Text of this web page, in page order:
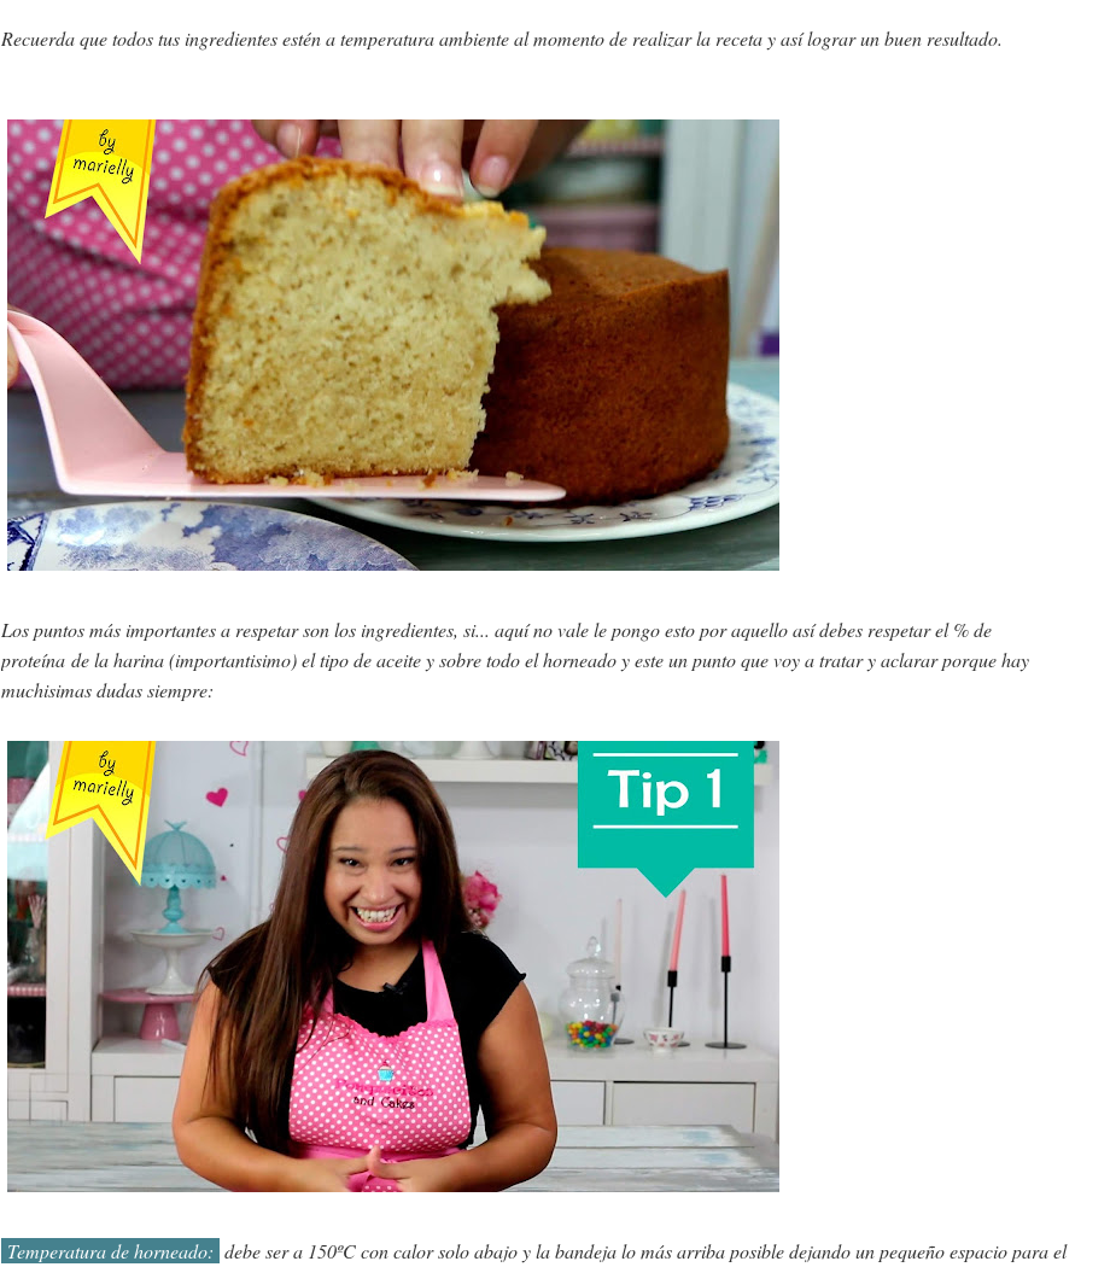
Recuerda que todos tus ingredientes estén a temperatura ambiente al momento de realizar la receta y así lograr un buen resultado.
Los puntos más importantes a respetar son los ingredientes, si... aquí no vale le pongo esto por aquello así debes respetar el % de
proteína de la harina (importantisimo) el tipo de aceite y sobre todo el horneado y este un punto que voy a tratar y aclarar porque hay
muchisimas dudas siempre:
Temperatura de horneado: debe ser a 150ºC con calor solo abajo y la bandeja lo más arriba posible dejando un pequeño espacio para el